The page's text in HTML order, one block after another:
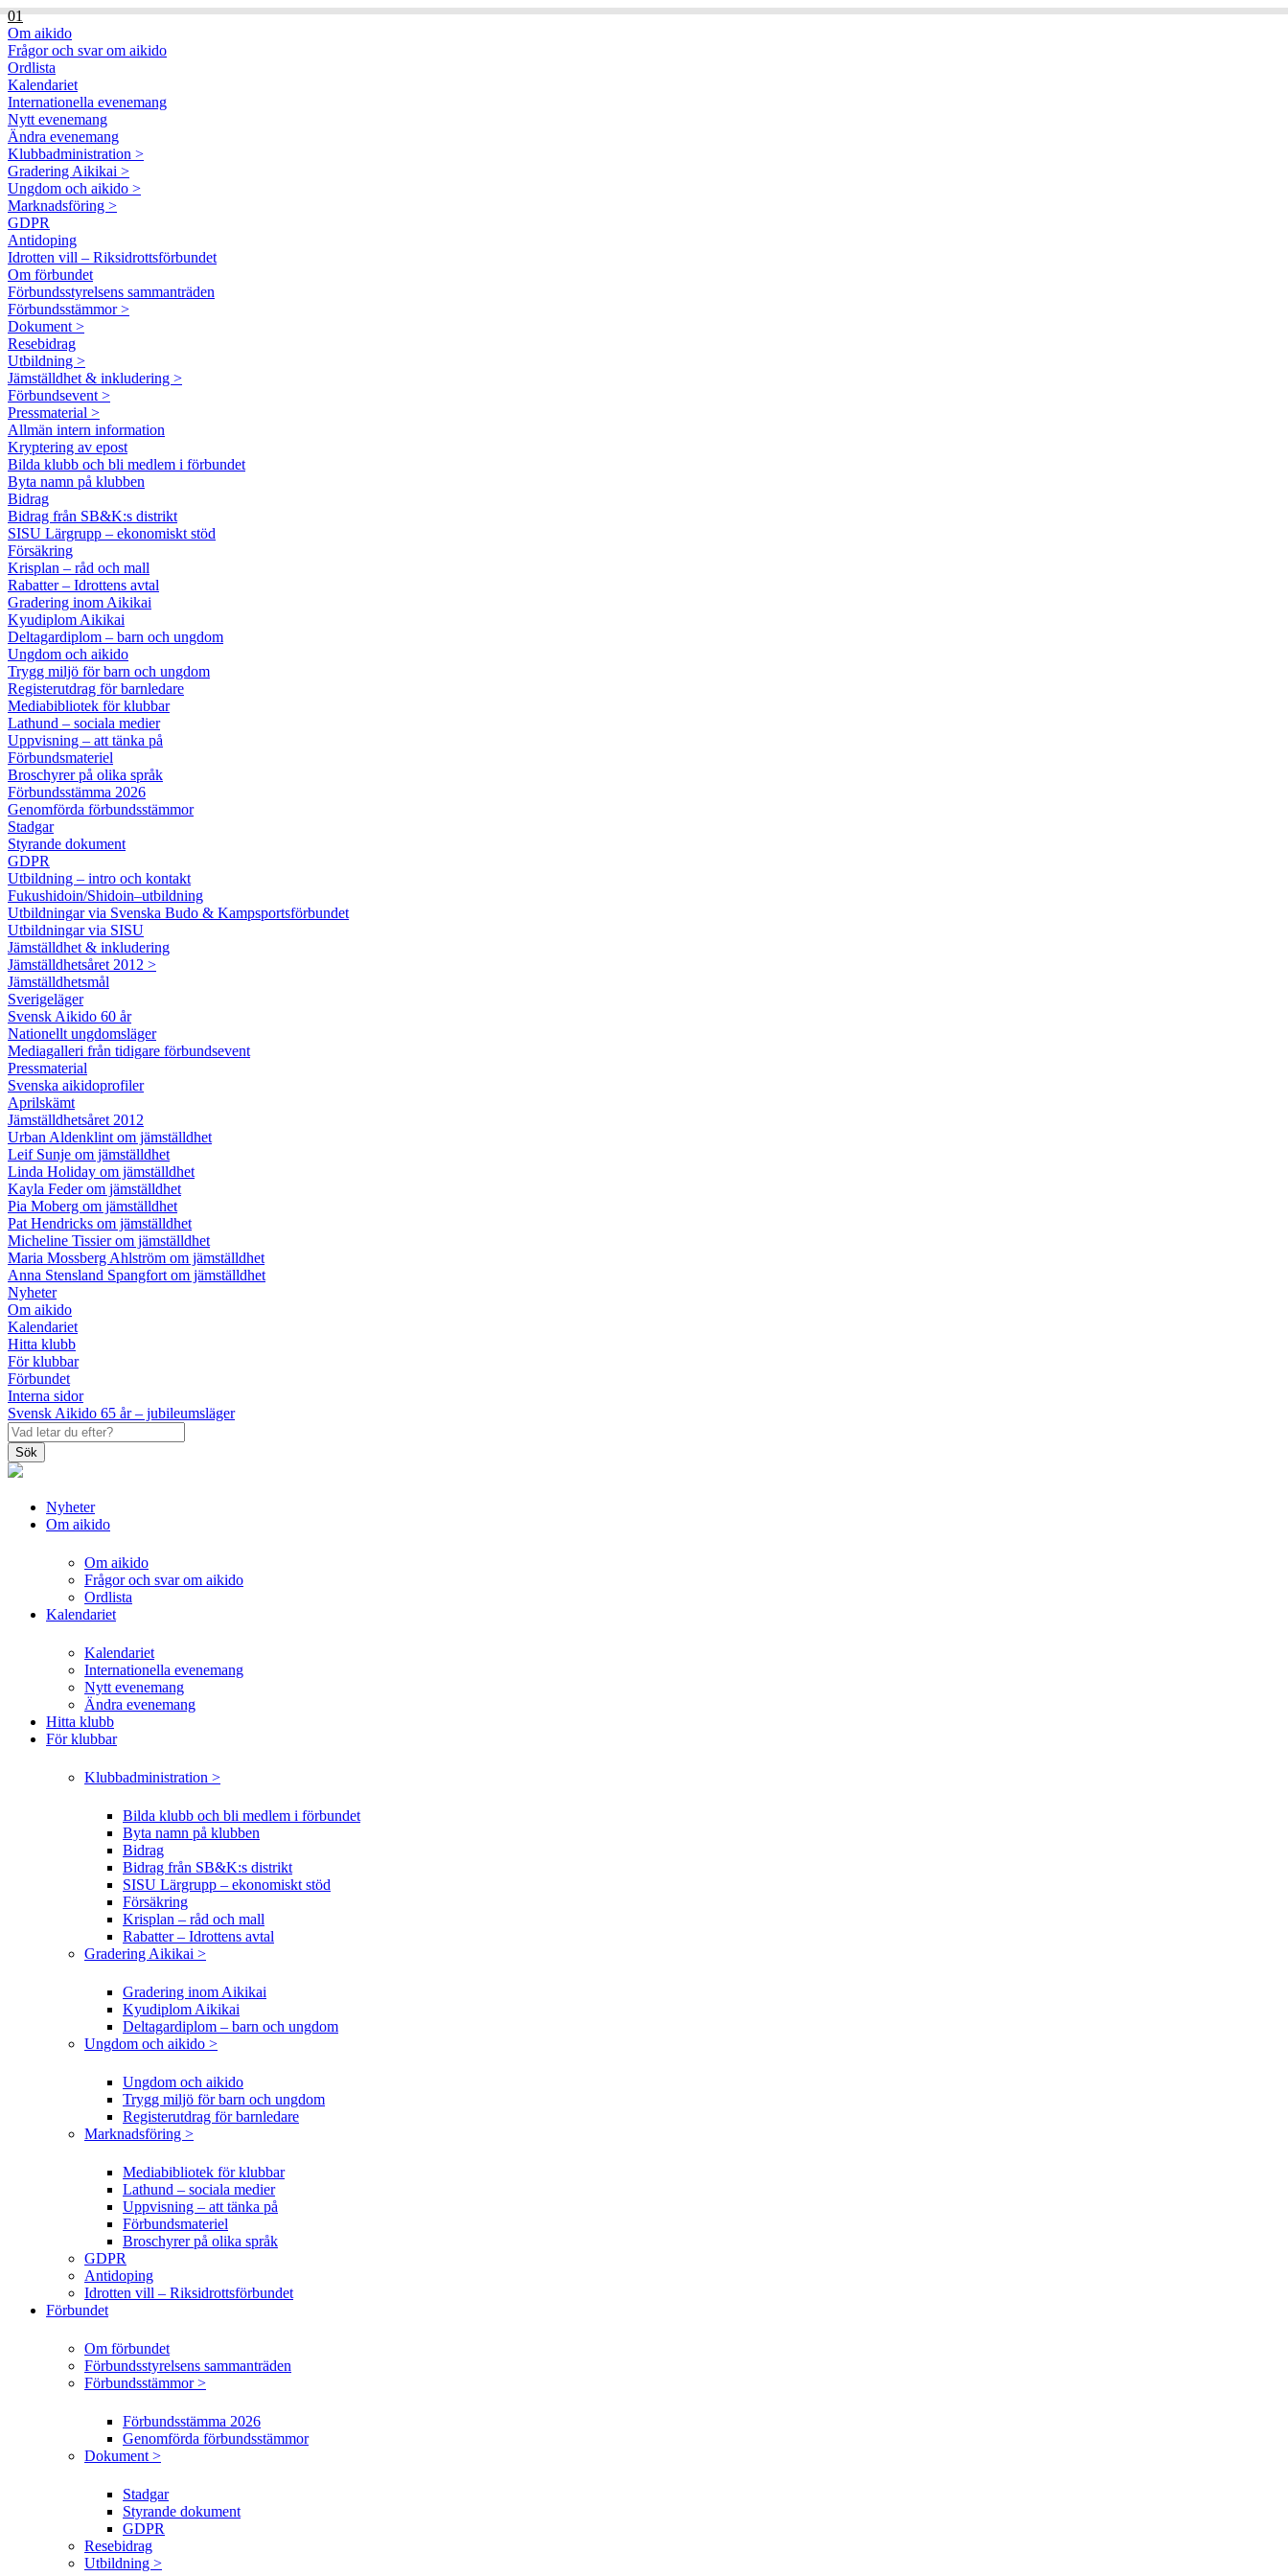
01
Om aikido
Frågor och svar om aikido
Ordlista
Kalendariet
Internationella evenemang
Nytt evenemang
Ändra evenemang
Klubbadministration >
Gradering Aikikai >
Ungdom och aikido >
Marknadsföring >
GDPR
Antidoping
Idrotten vill – Riksidrottsförbundet
Om förbundet
Förbundsstyrelsens sammanträden
Förbundsstämmor >
Dokument >
Resebidrag
Utbildning >
Jämställdhet & inkludering >
Förbundsevent >
Pressmaterial >
Allmän intern information
Kryptering av epost
Bilda klubb och bli medlem i förbundet
Byta namn på klubben
Bidrag
Bidrag från SB&K:s distrikt
SISU Lärgrupp – ekonomiskt stöd
Försäkring
Krisplan – råd och mall
Rabatter – Idrottens avtal
Gradering inom Aikikai
Kyudiplom Aikikai
Deltagardiplom – barn och ungdom
Ungdom och aikido
Trygg miljö för barn och ungdom
Registerutdrag för barnledare
Mediabibliotek för klubbar
Lathund – sociala medier
Uppvisning – att tänka på
Förbundsmateriel
Broschyrer på olika språk
Förbundsstämma 2026
Genomförda förbundsstämmor
Stadgar
Styrande dokument
GDPR
Utbildning – intro och kontakt
Fukushidoin/Shidoin–utbildning
Utbildningar via Svenska Budo & Kampsportsförbundet
Utbildningar via SISU
Jämställdhet & inkludering
Jämställdhetsåret 2012 >
Jämställdhetsmål
Sverigeläger
Svensk Aikido 60 år
Nationellt ungdomsläger
Mediagalleri från tidigare förbundsevent
Pressmaterial
Svenska aikidoprofiler
Aprilskämt
Jämställdhetsåret 2012
Urban Aldenklint om jämställdhet
Leif Sunje om jämställdhet
Linda Holiday om jämställdhet
Kayla Feder om jämställdhet
Pia Moberg om jämställdhet
Pat Hendricks om jämställdhet
Micheline Tissier om jämställdhet
Maria Mossberg Ahlström om jämställdhet
Anna Stensland Spangfort om jämställdhet
Nyheter
Om aikido
Kalendariet
Hitta klubb
För klubbar
Förbundet
Interna sidor
Svensk Aikido 65 år – jubileumsläger
Sök
Nyheter
Om aikido
Om aikido
Frågor och svar om aikido
Ordlista
Kalendariet
Kalendariet
Internationella evenemang
Nytt evenemang
Ändra evenemang
Hitta klubb
För klubbar
Klubbadministration >
Bilda klubb och bli medlem i förbundet
Byta namn på klubben
Bidrag
Bidrag från SB&K:s distrikt
SISU Lärgrupp – ekonomiskt stöd
Försäkring
Krisplan – råd och mall
Rabatter – Idrottens avtal
Gradering Aikikai >
Gradering inom Aikikai
Kyudiplom Aikikai
Deltagardiplom – barn och ungdom
Ungdom och aikido >
Ungdom och aikido
Trygg miljö för barn och ungdom
Registerutdrag för barnledare
Marknadsföring >
Mediabibliotek för klubbar
Lathund – sociala medier
Uppvisning – att tänka på
Förbundsmateriel
Broschyrer på olika språk
GDPR
Antidoping
Idrotten vill – Riksidrottsförbundet
Förbundet
Om förbundet
Förbundsstyrelsens sammanträden
Förbundsstämmor >
Förbundsstämma 2026
Genomförda förbundsstämmor
Dokument >
Stadgar
Styrande dokument
GDPR
Resebidrag
Utbildning >